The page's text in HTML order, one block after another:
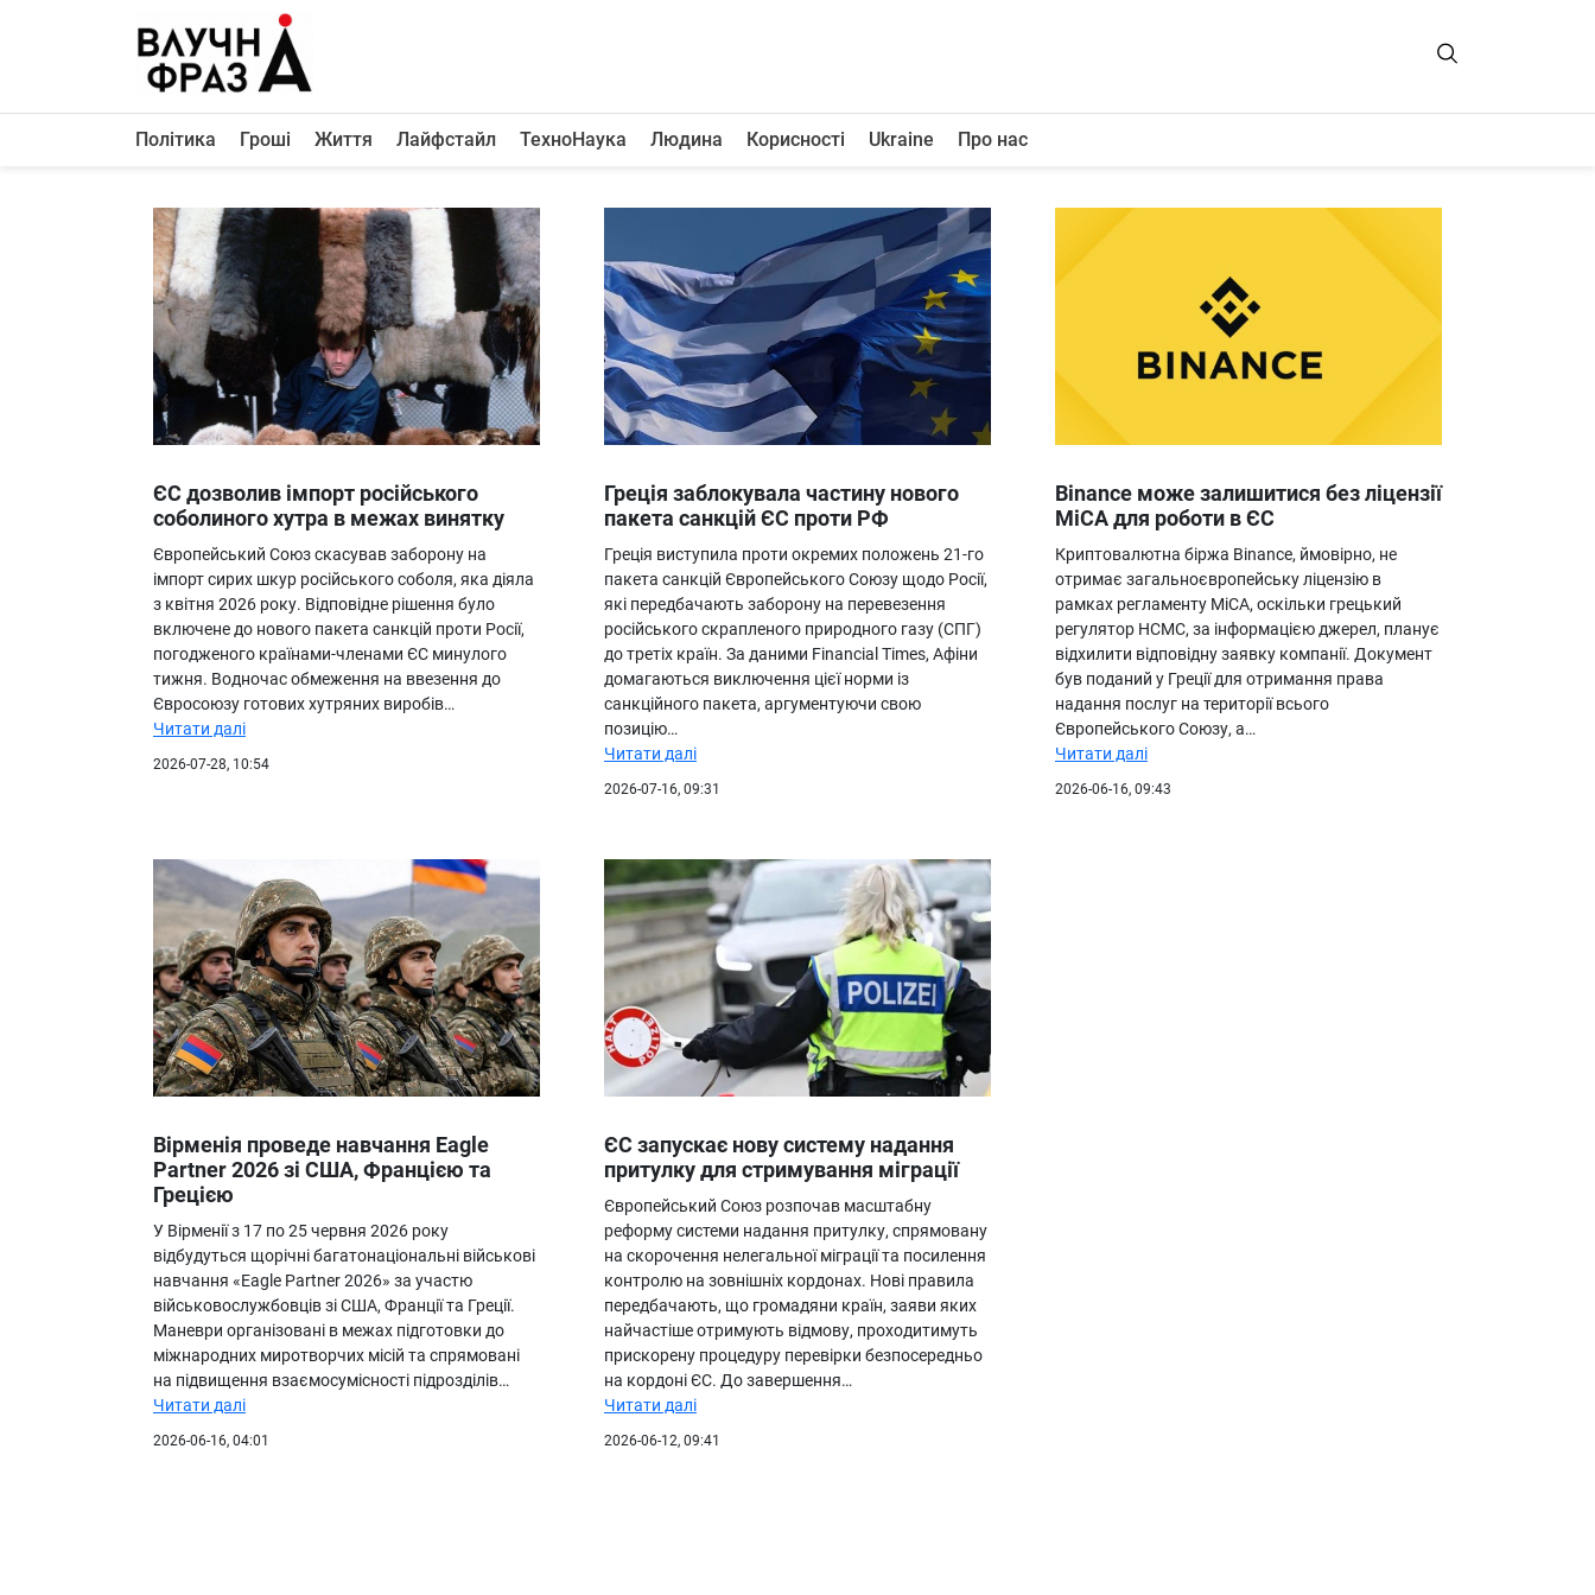
Політика
Життя
Лайфстайл
ТехноНаука
Людина
Корисності
Про нас
Політика Гроші Життя Лайфстайл ТехноНаука Людина Корисності Ukraine Про нас
ЄС дозволив імпорт російського
соболиного хутра в межах винятку
Європейський Союз скасував заборону на
імпорт сирих шкур російського соболя, яка діяла
з квітня 2026 року. Відповідне рішення було
включене до нового пакета санкцій проти Росії,
погодженого країнами-членами ЄС минулого
тижня. Водночас обмеження на ввезення до
Євросоюзу готових хутряних виробів…
Читати далі
2026-07-28, 10:54
Греція заблокувала частину нового
пакета санкцій ЄС проти РФ
Греція виступила проти окремих положень 21-го
пакета санкцій Європейського Союзу щодо Росії,
які передбачають заборону на перевезення
російського скрапленого природного газу (СПГ)
до третіх країн. За даними Financial Times, Афіни
домагаються виключення цієї норми із
санкційного пакета, аргументуючи свою
позицію…
Читати далі
2026-07-16, 09:31
Binance може залишитися без ліцензії
MiCA для роботи в ЄС
Криптовалютна біржа Binance, ймовірно, не
отримає загальноєвропейську ліцензію в
рамках регламенту MiCA, оскільки грецький
регулятор HCMC, за інформацією джерел, планує
відхилити відповідну заявку компанії. Документ
був поданий у Греції для отримання права
надання послуг на території всього
Європейського Союзу, а…
Читати далі
2026-06-16, 09:43
Вірменія проведе навчання Eagle
Partner 2026 зі США, Францією та
Грецією
У Вірменії з 17 по 25 червня 2026 року
відбудуться щорічні багатонаціональні військові
навчання «Eagle Partner 2026» за участю
військовослужбовців зі США, Франції та Греції.
Маневри організовані в межах підготовки до
міжнародних миротворчих місій та спрямовані
на підвищення взаємосумісності підрозділів…
Читати далі
2026-06-16, 04:01
ЄС запускає нову систему надання
притулку для стримування міграції
Європейський Союз розпочав масштабну
реформу системи надання притулку, спрямовану
на скорочення нелегальної міграції та посилення
контролю на зовнішніх кордонах. Нові правила
передбачають, що громадяни країн, заяви яких
найчастіше отримують відмову, проходитимуть
прискорену процедуру перевірки безпосередньо
на кордоні ЄС. До завершення…
Читати далі
2026-06-12, 09:41